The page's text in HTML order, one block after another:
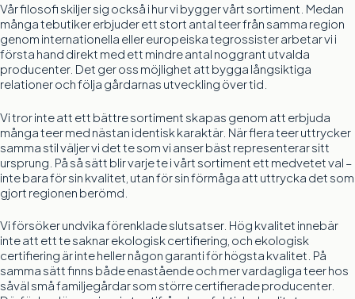
Vår filosofi skiljer sig också i hur vi bygger vårt sortiment. Medan
många tebutiker erbjuder ett stort antal teer från samma region
genom internationella eller europeiska tegrossister arbetar vi i
första hand direkt med ett mindre antal noggrant utvalda
producenter. Det ger oss möjlighet att bygga långsiktiga
relationer och följa gårdarnas utveckling över tid.
Vi tror inte att ett bättre sortiment skapas genom att erbjuda
många teer med nästan identisk karaktär. När flera teer uttrycker
samma stil väljer vi det te som vi anser bäst representerar sitt
ursprung. På så sätt blir varje te i vårt sortiment ett medvetet val –
inte bara för sin kvalitet, utan för sin förmåga att uttrycka det som
gjort regionen berömd.
Vi försöker undvika förenklade slutsatser. Hög kvalitet innebär
inte att ett te saknar ekologisk certifiering, och ekologisk
certifiering är inte heller någon garanti för högsta kvalitet. På
samma sätt finns både enastående och mer vardagliga teer hos
såväl små familjegårdar som större certifierade producenter.